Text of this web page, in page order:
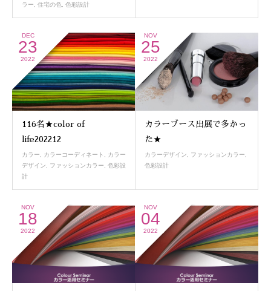
ラー
住宅の色 色彩設計
DEC
23
2022
116名★color of
life202212
カラー カラーコーディネート
カラー
デザイン
ファッションカラー
色彩設
計
NOV
25
2022
カラーブース出展で多かっ
た★
カラーデザイン ファッションカラー
色彩設計
NOV
18
2022
NOV
04
2022